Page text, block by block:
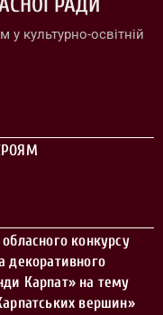
у культурно-освітній
конкурсу
декоративного
Карпат» на тему
вершин»